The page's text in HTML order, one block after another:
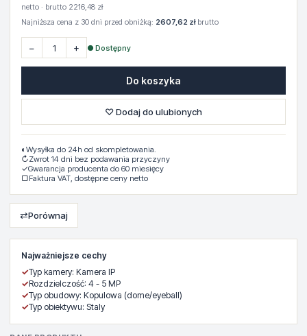
Najważniejsze cechy
✓Typ kamery: Kamera IP
✓Rozdzielczość: 4 - 5 MP
✓Typ obudowy: Kopulowa (dome/eyeball)
✓Typ obiektywu: Staly
netto · brutto 2216,48 zł
Najniższa cena z 30 dni przed obniżką: 2607,62 złbrutto
− + ● Dostępny
Do koszyka
♡ Dodaj do ulubionych
◐ Wysyłka do 24h od skompletowania.
↻Zwrot 14 dni bez podawania przyczyny
✓Gwarancja producenta do 60 miesięcy
▢Faktura VAT, dostępne ceny netto
⇄Porównaj